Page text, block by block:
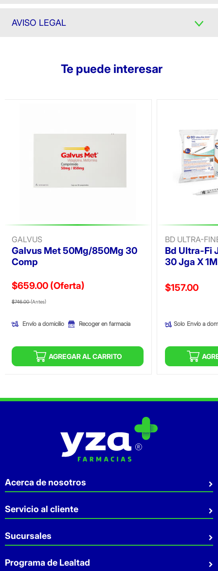
AVISO LEGAL
Te puede interesar
GALVUS
Galvus Met 50Mg/850Mg 30
Comp
$659.00 (Oferta)
Precio reducido de
$746.00(Antes)(Oferta)
Envío a domicilio Recoger en farmacia
AGREGAR AL CARRITO
BD ULTRA-
Bd Ultra-Fi
30 Jga X
Precio
$157.00
Solo Envío a
Acerca de nosotros
Quiénes somos
Sostenibilidad
Aviso de privacidad
Servicio al cliente
Preguntas Frecuentes
Contacto
Facturación
Sucursales
Sucursales
Programa de Lealtad